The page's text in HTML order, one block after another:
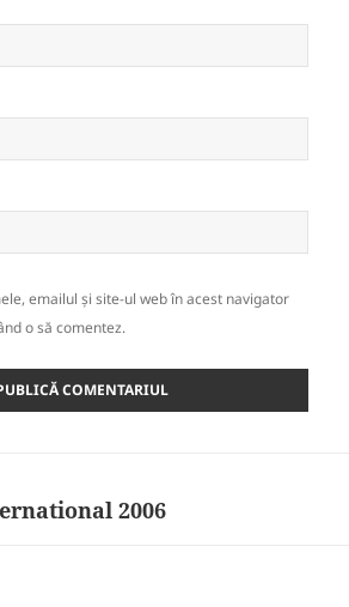
emailul și site-ul web în acest navigator
o să comentez.
2006